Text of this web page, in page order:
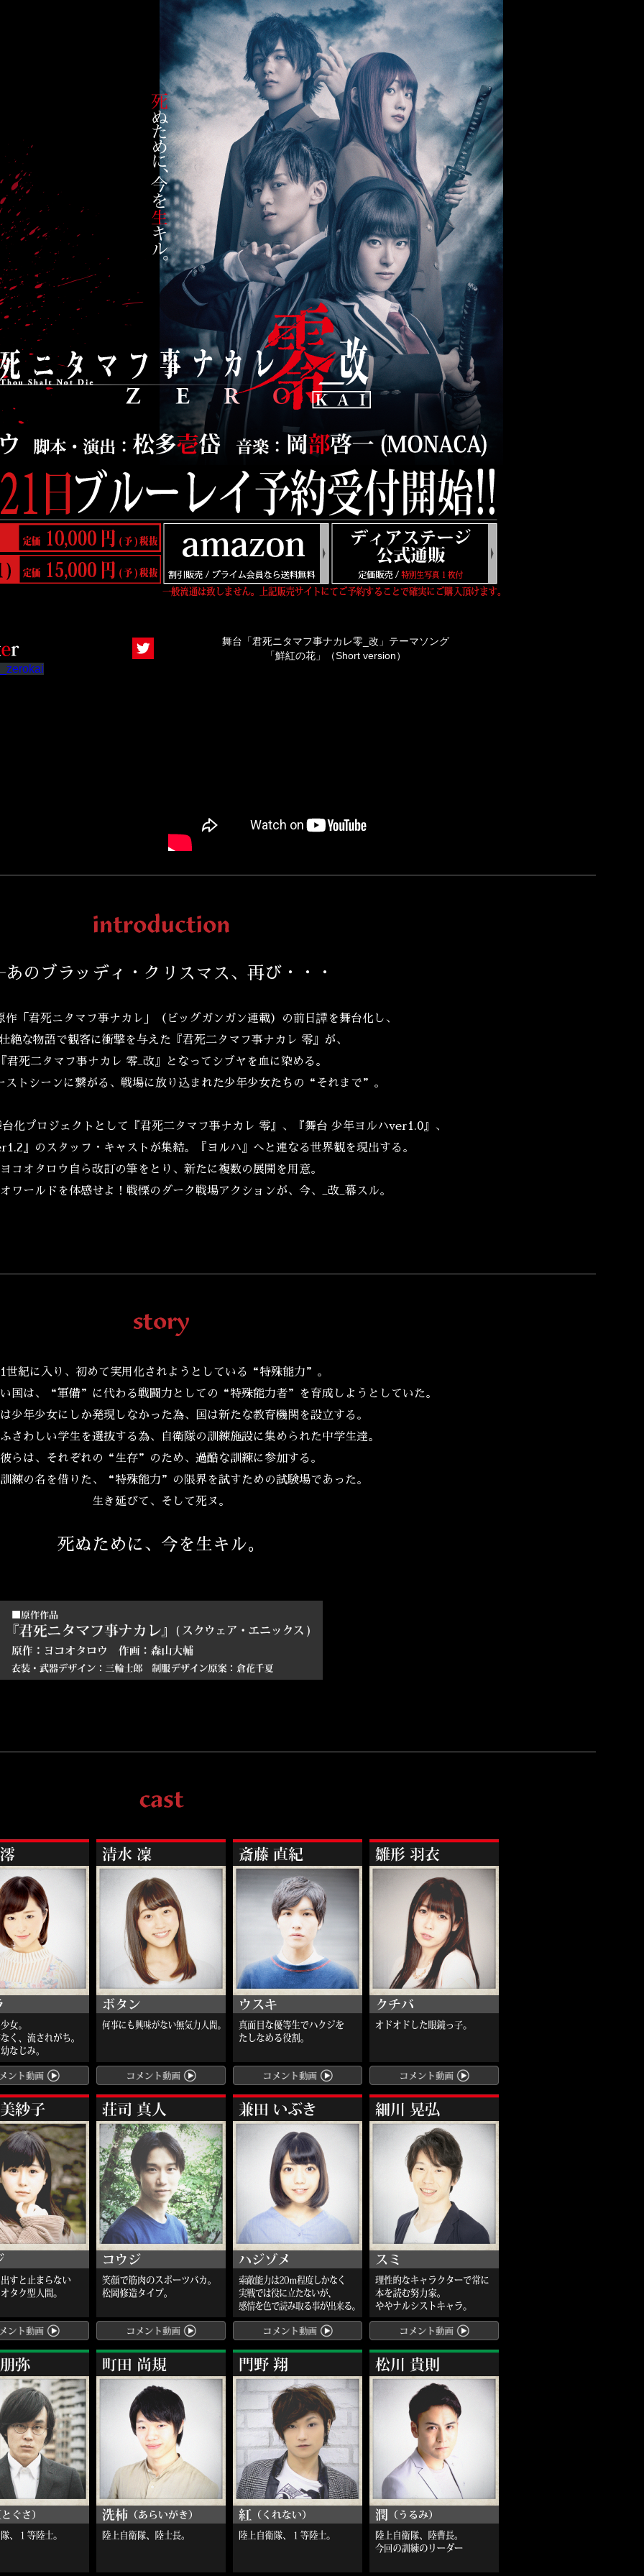
舞台「君死ニタマフ事ナカレ零_改」テーマソング
「鮮紅の花」（Short version）
のブラッディ・クリスマス、再び・・・
作「君死ニタマフ事ナカレ」（ビッグガンガン連載）の前日譚を舞台化し、
絶な物語で観客に衝撃を与えた『君死二タマフ事ナカレ 零』が、
『君死二タマフ事ナカレ 零_改』となってシブヤを血に染める。
ストシーンに繋がる、戦場に放り込まれた少年少女たちの“それまで”。
化プロジェクトとして『君死二タマフ事ナカレ 零』、『舞台 少年ヨルハver1.0』、
』のスタッフ・キャストが集結。『ヨルハ』へと連なる世界観を現出する。
ヨコオタロウ自ら改訂の筆をとり、新たに複数の展開を用意。
ワールドを体感せよ！戦慄のダーク戦場アクションが、今、_改_幕スル。
世紀に入り、初めて実用化されようとしている“特殊能力”。
国は、“軍備”に代わる戦闘力としての“特殊能力者”を育成しようとしていた。
少年少女にしか発現しなかった為、国は新たな教育機関を設立する。
さわしい学生を選抜する為、自衛隊の訓練施設に集められた中学生達。
彼らは、それぞれの“生存”のため、過酷な訓練に参加する。
練の名を借りた、“特殊能力”の限界を試すための試験場であった。
生き延びて、そして死ヌ。
死ぬために、今を生キル。